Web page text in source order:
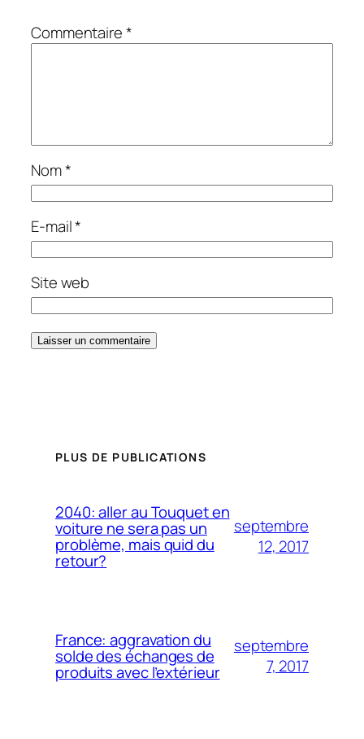
Commentaire*
Nom*
E-mail*
Site web
PLUS DE PUBLICATIONS
2040: aller au Touquet en
voiture ne sera pas un
problème, mais quid du
retour?
septembre
12, 2017
France: aggravation du
solde des échanges de
produits avec l’extérieur
septembre
7, 2017